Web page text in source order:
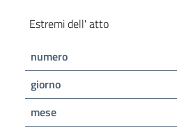
Estremi dell' atto
numero
giorno
mese